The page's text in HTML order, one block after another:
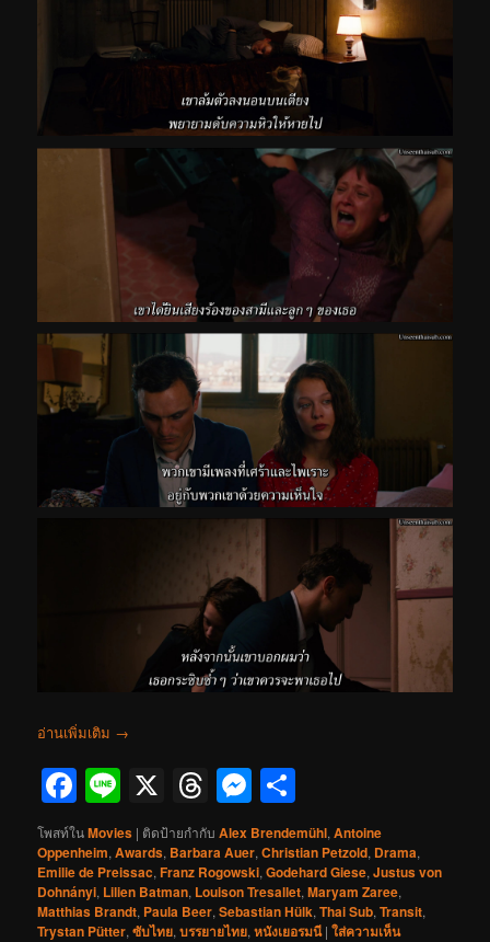
อ่านเพิ่มเติม →
Facebook
Line
X Threads
Messenger
โพสท์ในMovies | ติดป้ายกำกับ Alex Brendemühl,Antoine
Oppenheim,Awards, Barbara Auer,Christian Petzold, Drama,
Emilie de Preissac,Franz Rogowski,Godehard Giese,Justus von
Dohnányi, Lilien Batman, Louison Tresallet,Maryam Zaree,
Matthias Brandt, Paula Beer,Sebastian Hülk,Thai Sub,Transit,
Trystan Pütter,ซับไทย,บรรยายไทย,หนังเยอรมนี |ใส่ความเห็น